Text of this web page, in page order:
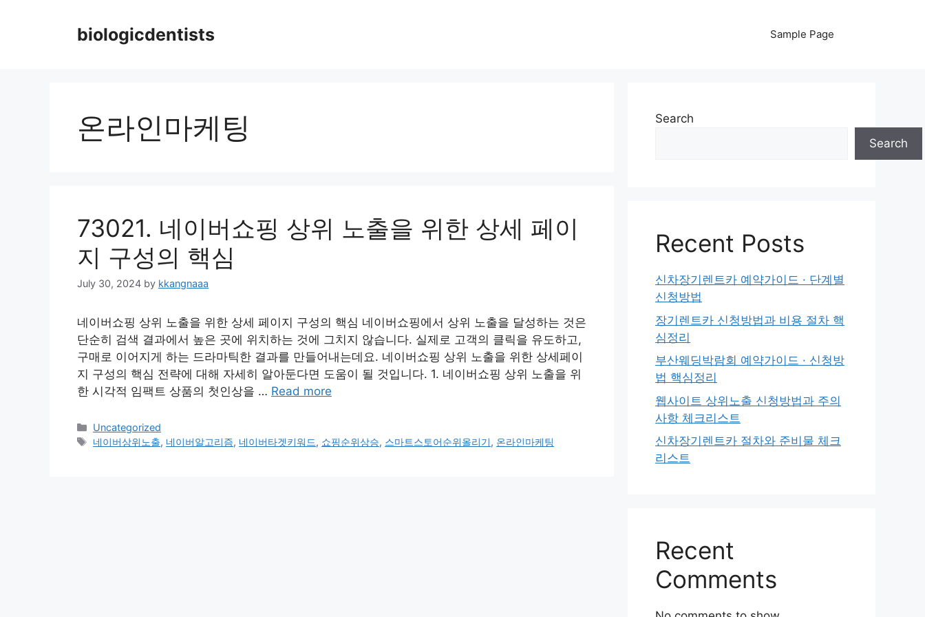
biologicdentists Sample Page
온라인마케팅
73021. 네이버쇼핑 상위 노출을 위한 상세 페이
지 구성의 핵심
July 30, 2024 by kkangnaaa
네이버쇼핑 상위 노출을 위한 상세 페이지 구성의 핵심 네이버쇼핑에서 상위 노출을 달성하는 것은
단순히 검색 결과에서 높은 곳에 위치하는 것에 그치지 않습니다. 실제로 고객의 클릭을 유도하고,
구매로 이어지게 하는 드라마틱한 결과를 만들어내는데요. 네이버쇼핑 상위 노출을 위한 상세페이
지 구성의 핵심 전략에 대해 자세히 알아둔다면 도움이 될 것입니다. 1. 네이버쇼핑 상위 노출을 위
한 시각적 임팩트 상품의 첫인상을 … Read more
Categories
Uncategorized
Tags
네이버상위노출, 네이버알고리즘, 네이버타겟키워드, 쇼핑순위상승, 스마트스토어순위올리기, 온라인마케팅
Search
Search
Recent Posts
신차장기렌트카 예약가이드 · 단계별
신청방법
장기렌트카 신청방법과 비용 절차 핵
심정리
부산웨딩박람회 예약가이드 · 신청방
법 핵심정리
웹사이트 상위노출 신청방법과 주의
사항 체크리스트
신차장기렌트카 절차와 준비물 체크
리스트
Recent
Comments